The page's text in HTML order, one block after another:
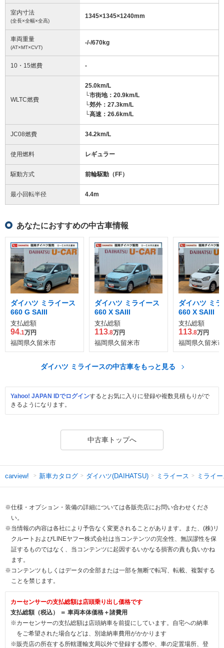
室内寸法
(全長×全幅×全高)
1345×1345×1240mm
車両重量
(AT×MT×CVT)
-/-/670kg
10・15燃費 -
WLTC燃費
25.0km/L
└市街地：20.9km/L
└郊外：27.3km/L
└高速：26.6km/L
JC08燃費 34.2km/L
使用燃料 レギュラー
駆動方式 前輪駆動（FF）
最小回転半径 4.4m
あなたにおすすめの中古車情報
ダイハツ ミライース
660 G SAIII
支払総額
94.1万円
福岡県久留米市
ダイハツ ミライース
660 X SAIII
支払総額
113.8万円
福岡県久留米市
ダイハツ ミ
660 X SAIII
支払総額
113.8万円
福岡県久留米市
ダイハツ ミライースの中古車をもっと見る
Yahoo! JAPAN IDでログインするとお気に入りに登録や複数見積もりがで
きるようになります。
中古車トップへ
carview! 新車カタログ ダイハツ(DAIHATSU) ミライース ミライ
※仕様・オプション・装備の詳細については各販売店にお問い合わせくださ
い。
※当情報の内容は各社により予告なく変更されることがあります。また、(株)リ
クルートおよびLINEヤフー株式会社は当コンテンツの完全性、無誤謬性を保
証するものではなく、当コンテンツに起因するいかなる損害の責も負いかね
ます。
※コンテンツもしくはデータの全部または一部を無断で転写、転載、複製する
ことを禁じます。
カーセンサーの支払総額は店頭乗り出し価格です
支払総額（税込） ＝ 車両本体価格＋諸費用
※カーセンサーの支払総額は店頭納車を前提にしています。自宅への納車
をご希望された場合などは、別途納車費用がかかります
※販売店の所在する所轄運輸支局以外で登録する際や、車の定置場所、登